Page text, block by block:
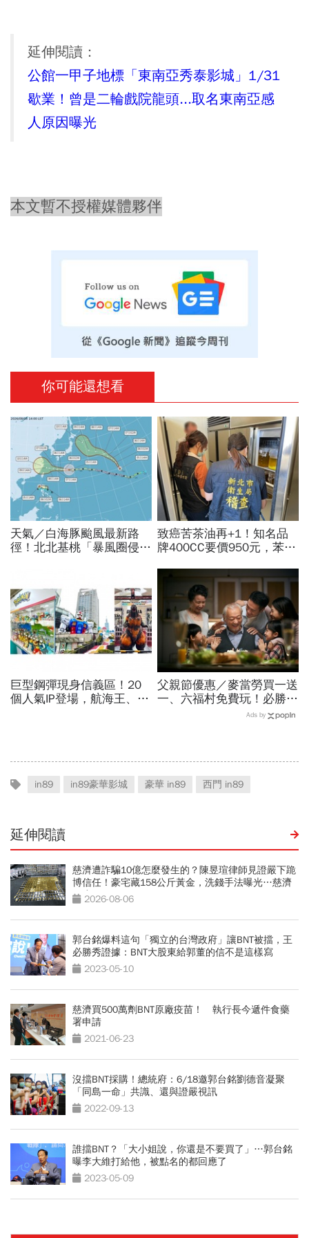
延伸閱讀：
公館一甲子地標「東南亞秀泰影城」1/31
歇業！曾是二輪戲院龍頭...取名東南亞感
人原因曝光
本文暫不授權媒體夥伴
你可能還想看
天氣／白海豚颱風最新路
徑！北北基桃「暴風圈侵襲
先看
致癌苦茶油再+1！知名品
牌400CC要價950元，苯駢
怎麼退貨？5家問題油廠最
新進度
巨型鋼彈現身信義區！20
個人氣IP登場，航海王、哥
父親節優惠／麥當勞買一送
一、六福村免費玩！必勝
客、肯德基、遊樂園…29
Ads by
in89 in89豪華影城 豪華 in89 西門 in89
延伸閱讀
慈濟遭詐騙10億怎麼發生的？陳昱瑄律師見證嚴下跪
博信任！豪宅藏158公斤黃金，洗錢手法曝光…慈濟
回應了
2026-08-06
郭台銘爆料這句「獨立的台灣政府」讓BNT被擋，王
必勝秀證據：BNT大股東給郭董的信不是這樣寫
2023-05-10
慈濟買500萬劑BNT原廠疫苗！ 執行長今遞件食藥
署申請
2021-06-23
沒擋BNT採購！總統府：6/18邀郭台銘劉德音凝聚
「同島一命」共識、還與證嚴視訊
2022-09-13
誰擋BNT？「大小姐說，你還是不要買了」…郭台銘
曝李大維打給他，被點名的都回應了
2023-05-09